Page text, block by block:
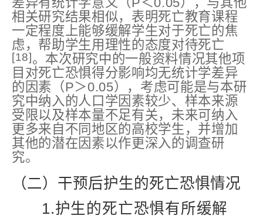
相关研究结果相似，表明死亡教育课程
一定程度上能够缓解学生对于死亡的焦
虑，帮助学生用理性的态度对待死亡
[18]。本次研究中的一般资料情况其他项
目对死亡恐惧得分影响均无统计学差异
的因素（P＞0.05），考虑可能是与本研
究中纳入的人口学因素较少、样本来源
受限以及样本量不足有关，未来可纳入
更多来自不同地区的高校学生，并增加
其他的潜在因素以作更深入的调查研
究。
（二）干预后护生的死亡恐惧情况
1.护生的死亡恐惧有所缓解